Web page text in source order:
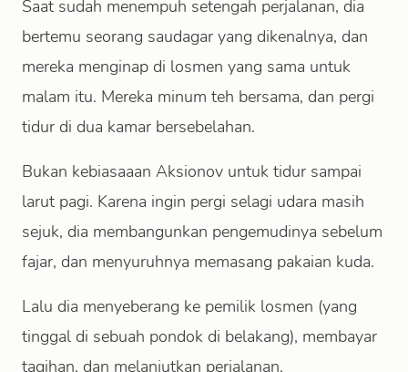
Saat sudah menempuh setengah perjalanan, dia
bertemu seorang saudagar yang dikenalnya, dan
mereka menginap di losmen yang sama untuk
malam itu. Mereka minum teh bersama, dan pergi
tidur di dua kamar bersebelahan.
Bukan kebiasaaan Aksionov untuk tidur sampai
larut pagi. Karena ingin pergi selagi udara masih
sejuk, dia membangunkan pengemudinya sebelum
fajar, dan menyuruhnya memasang pakaian kuda.
Lalu dia menyeberang ke pemilik losmen (yang
tinggal di sebuah pondok di belakang), membayar
tagihan, dan melanjutkan perjalanan.